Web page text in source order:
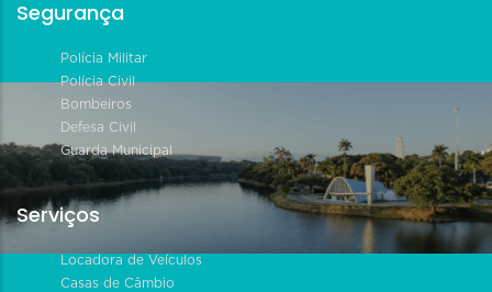
Segurança
Polícia Militar
Polícia Civil
Bombeiros
Defesa Civil
Guarda Municipal
Serviços
Locadora de Veículos
Casas de Câmbio